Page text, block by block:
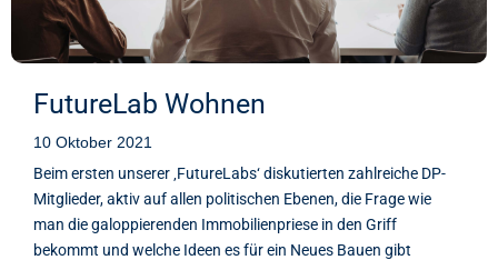
FutureLab Wohnen
10 Oktober 2021
Beim ersten unserer ‚FutureLabs‘ diskutierten zahlreiche DP-
Mitglieder, aktiv auf allen politischen Ebenen, die Frage wie
man die galoppierenden Immobilienpriese in den Griff
bekommt und welche Ideen es für ein Neues Bauen gibt